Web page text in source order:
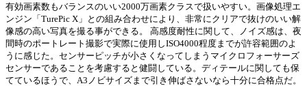
有効画素数もバランスのいい2000万画素クラスで扱いやすい。画像処理エ
ンジン「TurePic X」との組み合わせにより、非常にクリアで抜けのいい解
像感の高い写真を撮る事ができる。 高感度耐性に関して、ノイズ感は、夜
間時のポートレート撮影で実際に使用しISO4000程度までが許容範囲のよ
うに感じた。センサーピッチが小さくなってしまうマイクロフォーサーズ
センサーであることを考慮すると健闘している。ディテールに関しても保
てているほうで、A3ノビサイズまで引き伸ばさないなら十分に合格点だ。